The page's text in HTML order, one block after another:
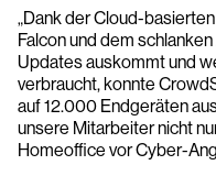
„Dank der Cloud-
Falcon und dem
Updates auskommt und
verbraucht, konnte
auf 12.000 Endgeräten
unsere Mitarbeiter nicht
Homeoffice vor Cyber-